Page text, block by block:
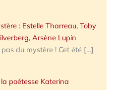
: Estelle Tharreau, Toby
Arsène Lupin
du mystère ! Cet été […]
poétesse Katerina